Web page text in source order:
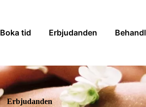
Boka tid Erbjudanden
Erbjudanden